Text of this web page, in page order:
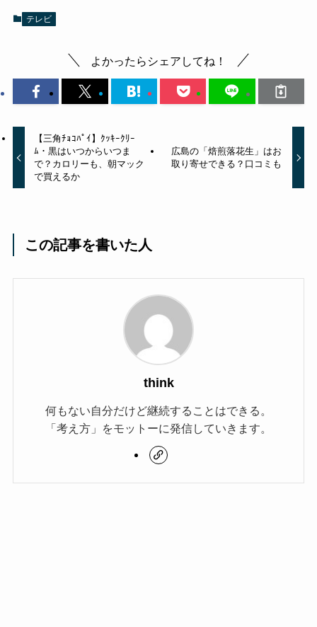
テレビ
よかったらシェアしてね！
【三角ﾁｮｺﾊﾟｲ】ｸｯｷｰｸﾘｰ
ﾑ・黒はいつからいつま
で？カロリーも、朝マック
で買えるか
広島の「焙煎落花生」はお
取り寄せできる？口コミも
この記事を書いた人
think
何もない自分だけど継続することはできる。
「考え方」をモットーに発信していきます。